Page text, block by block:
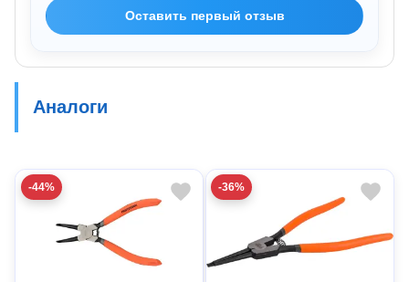
Оставить первый отзыв
Аналоги
-44% -36%